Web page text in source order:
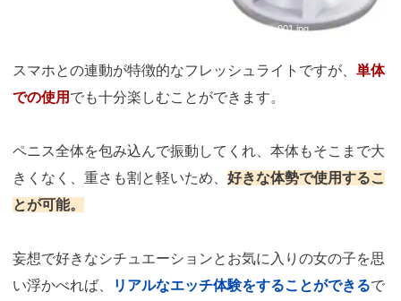
https://pics.dmm.co.jp/mono/goods/ho6920/ho6920jp-001.jpg
スマホとの連動が特徴的なフレッシュライトですが、 単体
での使用 でも十分楽しむことができます。
ペニス全体を包み込んで振動してくれ、本体もそこまで大
きくなく、重さも割と軽いため、 好きな体勢で使用するこ
とが可能。
妄想で好きなシチュエーションとお気に入りの女の子を思
い浮かべれば、
リアルなエッチ体験をすることができるで